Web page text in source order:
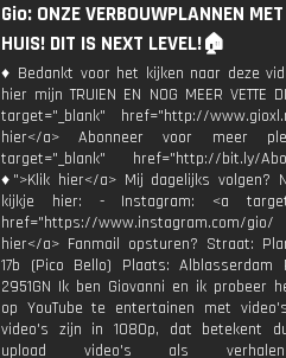
Gio: ONZE VERBOUWPLANNEN
HUIS! DIT IS NEXT LEVEL!🏠
♦ Bedankt voor het kijken naar deze
hier mijn TRUIEN EN NOG MEER VETTE
target="_blank" href="http://
hier</a> Abonneer voor meer
target="_blank" href="http://bit.ly/
♦">Klik hier</a> Mij dagelijks volgen?
kijkje hier: - Instagram: <a
href="https://www.instagram.com/
hier</a> Fanmail opsturen? Straat:
17b (Pico Bello) Plaats: Alblasserdam
2951GN Ik ben Giovanni en ik probeer
op YouTube te entertainen met
video's zijn in 1080p, dat betekent
upload video's als